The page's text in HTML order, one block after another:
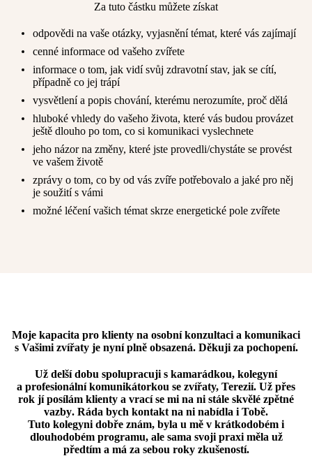
Za tuto částku můžete získat
odpovědi na vaše otázky, vyjasnění témat, které vás zajímají
cenné informace od vašeho zvířete
informace o tom, jak vidí svůj zdravotní stav, jak se cítí,
případně co jej trápí
vysvětlení a popis chování, kterému nerozumíte, proč dělá
hluboké vhledy do vašeho života, které vás budou provázet
ještě dlouho po tom, co si komunikaci vyslechnete
jeho názor na změny, které jste provedli/chystáte se provést
ve vašem životě
zprávy o tom, co by od vás zvíře potřebovalo a jaké pro něj
je soužití s vámi
možné léčení vašich témat skrze energetické pole zvířete
Moje kapacita pro klienty na osobní konzultaci a komunikaci
s Vašimi zvířaty je nyní plně obsazená. Děkuji za pochopení.
Už delší dobu spolupracuji s kamarádkou, kolegyní
a profesionální komunikátorkou se zvířaty, Terezií. Už přes
rok jí posílám klienty a vrací se mi na ni stále skvělé zpětné
vazby. Ráda bych kontakt na ni nabídla i Tobě.
Tuto kolegyni dobře znám, byla u mě v krátkodobém i
dlouhodobém programu, ale sama svoji praxi měla už
předtím a má za sebou roky zkušeností.